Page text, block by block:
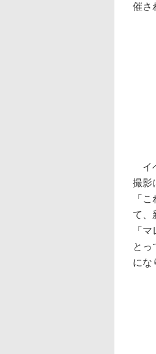
催さ
イ
撮影
「
て、
「
とっ
にな